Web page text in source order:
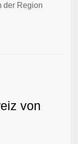
der Region
von